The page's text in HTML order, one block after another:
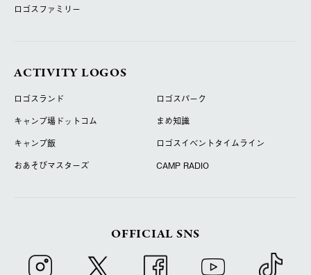
ロゴスファミリー
ACTIVITY LOGOS
ロゴスランド
ロゴスパーク
キャンプ場ドットコム
まめ知識
キャンプ飯
ロゴスイベントタイムライン
おあそびマスターズ
CAMP RADIO
OFFICIAL SNS